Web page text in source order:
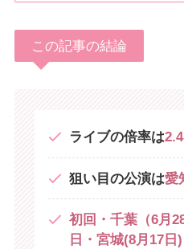
この記事の結論
ライブの倍率は
狙い目の公演は愛
初回・千葉（6月
日・宮城(8月17日)